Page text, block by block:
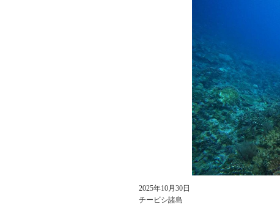
2025年10月30日
チービシ諸島